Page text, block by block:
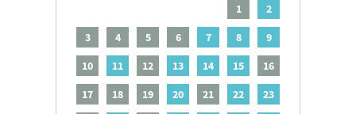
1
2
3
4 5 6 7 8
9
10
11 12 13 14 15
16
17
18 19 20 21 22
23